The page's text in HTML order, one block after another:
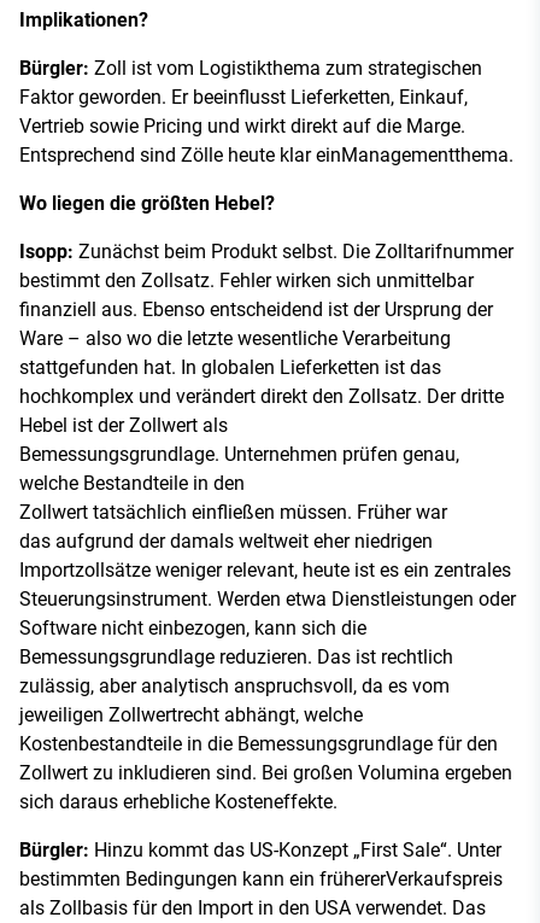
Implikationen?
Bürgler: Zoll ist vom Logistikthema zum strategischen
Faktor geworden. Er beeinflusst Lieferketten, Einkauf,
Vertrieb sowie Pricing und wirkt direkt auf die Marge.
Entsprechend sind Zölle heute klar einManagementthema.
Wo liegen die größten Hebel?
Isopp: Zunächst beim Produkt selbst. Die Zolltarifnummer
bestimmt den Zollsatz. Fehler wirken sich unmittelbar
finanziell aus. Ebenso entscheidend ist der Ursprung der
Ware – also wo die letzte wesentliche Verarbeitung
stattgefunden hat. In globalen Lieferketten ist das
hochkomplex und verändert direkt den Zollsatz. Der dritte
Hebel ist der Zollwert als
Bemessungsgrundlage. Unternehmen prüfen genau,
welche Bestandteile in den
Zollwert tatsächlich einfließen müssen. Früher war
das aufgrund der damals weltweit eher niedrigen
Importzollsätze weniger relevant, heute ist es ein zentrales
Steuerungsinstrument. Werden etwa Dienstleistungen oder
Software nicht einbezogen, kann sich die
Bemessungsgrundlage reduzieren. Das ist rechtlich
zulässig, aber analytisch anspruchsvoll, da es vom
jeweiligen Zollwertrecht abhängt, welche
Kostenbestandteile in die Bemessungsgrundlage für den
Zollwert zu inkludieren sind. Bei großen Volumina ergeben
sich daraus erhebliche Kosteneffekte.
Bürgler: Hinzu kommt das US-Konzept „First Sale“. Unter
bestimmten Bedingungen kann ein frühererVerkaufspreis
als Zollbasis für den Import in den USA verwendet. Das